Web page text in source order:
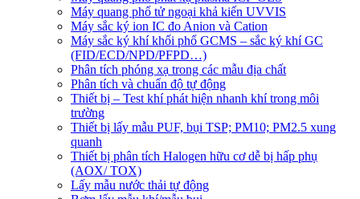
Máy quang phổ tử ngoại khả kiến UVVIS
Máy sắc ký ion IC đo Anion và Cation
Máy sắc ký khí khối phổ GCMS – sắc ký khí GC
(FID/ECD/NPD/PFPD…)
Phân tích phóng xạ trong các mẫu địa chất
Phân tích và chuẩn độ tự động
Thiết bị – Test khí phát hiện nhanh khí trong môi
trường
Thiết bị lấy mẫu PUF, bụi TSP; PM10; PM2.5 xung
quanh
Thiết bị phân tích Halogen hữu cơ dễ bị hấp phụ
(AOX/ TOX)
Lấy mẫu nước thải tự động